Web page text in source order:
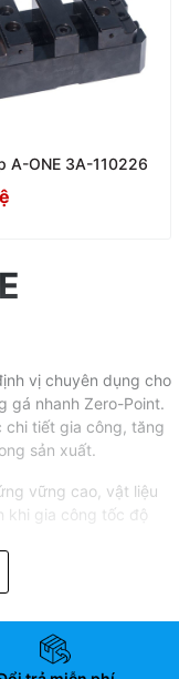
A-ONE 3A-110226
vị chuyên dụng cho
gá nhanh Zero-Point.
chi tiết gia công, tăng
sản xuất.
vững cao, vật liệu
khi gia công tốc độ
ổn định